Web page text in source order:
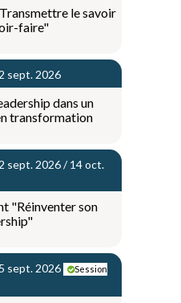
le savoir
faire"
sept. 2026
dans un
transformation
sept. 2026 / 14 oct.
"Réinventer son
sept. 2026
Session